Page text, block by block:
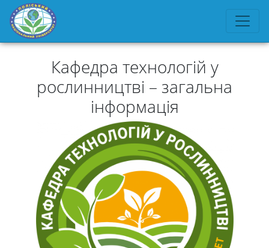
Кафедра технологій у
рослинництві – загальна
інформація